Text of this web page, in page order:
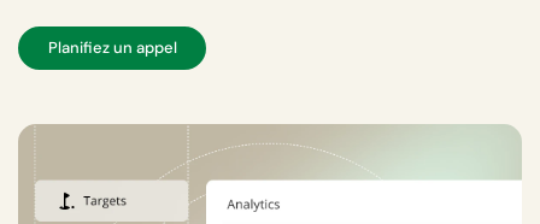
Planifiez un appel